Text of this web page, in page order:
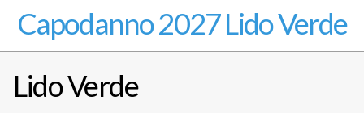
Capodanno 2027 Lido Verde
Lido Verde